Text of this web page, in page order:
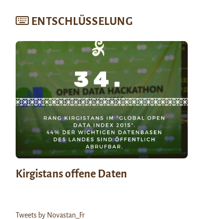
ENTSCHLÜSSELUNG
Kirgistans offene Daten
Tweets by Novastan_Fr